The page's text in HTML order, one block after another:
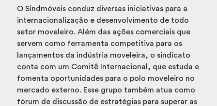
O Sindmóveis conduz diversas iniciativas para a
internacionalização e desenvolvimento de todo
setor moveleiro. Além das ações comerciais que
servem como ferramenta competitiva para os
lançamentos da indústria moveleira, o sindicato
conta com um Comitê Internacional, que estuda e
fomenta oportunidades para o polo moveleiro no
mercado externo. Esse grupo também atua como
fórum de discussão de estratégias para superar as